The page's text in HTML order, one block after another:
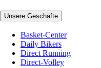
Unsere Geschäfte
Basket-Center
Daily Bikers
Direct Running
Direct-Volley